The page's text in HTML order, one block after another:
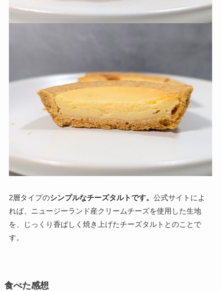
2層タイプのシンプルなチーズタルトです。 公式サイトによ
れば、ニュージーランド産クリームチーズを使用した生地
を、じっくり香ばしく焼き上げたチーズタルトとのことで
す。
食べた感想